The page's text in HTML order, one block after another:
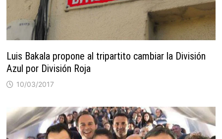
Luis Bakala propone al tripartito cambiar la División
Azul por División Roja
10/03/2017